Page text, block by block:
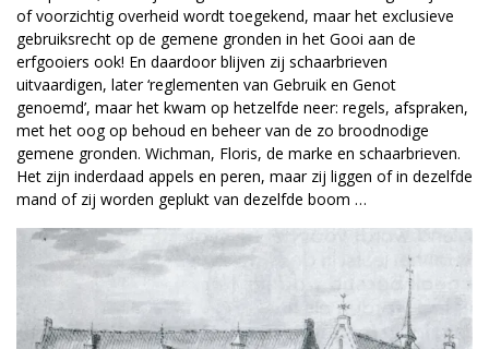
of voorzichtig overheid wordt toegekend, maar het exclusieve
gebruiksrecht op de gemene gronden in het Gooi aan de
erfgooiers ook! En daardoor blijven zij schaarbrieven
uitvaardigen, later ‘reglementen van Gebruik en Genot
genoemd’, maar het kwam op hetzelfde neer: regels, afspraken,
met het oog op behoud en beheer van de zo broodnodige
gemene gronden. Wichman, Floris, de marke en schaarbrieven.
Het zijn inderdaad appels en peren, maar zij liggen of in dezelfde
mand of zij worden geplukt van dezelfde boom …